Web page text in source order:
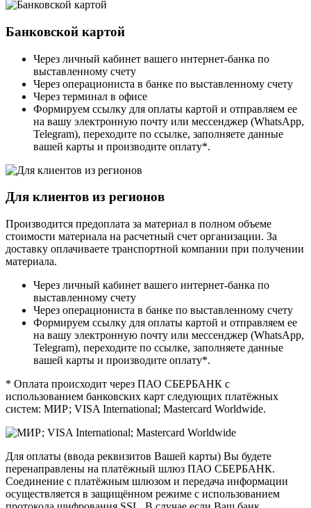
Банковской картой
Через личный кабинет вашего интернет-банка по
выставленному счету
Через операциониста в банке по выставленному счету
Через терминал в офисе
Формируем ссылку для оплаты картой и отправляем ее
на вашу электронную почту или мессенджер (WhatsApp,
Telegram), переходите по ссылке, заполняете данные
вашей карты и производите оплату*.
Для клиентов из регионов
Производится предоплата за материал в полном объеме
стоимости материала на расчетный счет организации. За
доставку оплачиваете транспортной компании при получении
материала.
Через личный кабинет вашего интернет-банка по
выставленному счету
Через операциониста в банке по выставленному счету
Формируем ссылку для оплаты картой и отправляем ее
на вашу электронную почту или мессенджер (WhatsApp,
Telegram), переходите по ссылке, заполняете данные
вашей карты и производите оплату*.
* Оплата происходит через ПАО СБЕРБАНК с
использованием банковских карт следующих платёжных
систем: МИР; VISA International; Mastercard Worldwide.
Для оплаты (ввода реквизитов Вашей карты) Вы будете
перенаправлены на платёжный шлюз ПАО СБЕРБАНК.
Соединение с платёжным шлюзом и передача информации
осуществляется в защищённом режиме с использованием